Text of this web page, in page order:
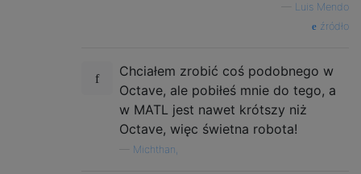
        %   STACK: ['\   /';
                    ' \ / ';
                    '  X  ';
                    ' / \ ';
                    '/   \']
Luis Mendo
źródło
Chciałem zrobić coś podobnego w
Octave, ale pobiłeś mnie do tego, a
w MATL jest nawet krótszy niż
Octave, więc świetna robota!
Michthan,